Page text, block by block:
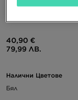
40,90 €
79,99 ЛВ.
Налични Цветове
Бял